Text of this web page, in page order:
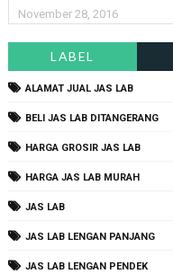
November 28, 2016
LABEL
ALAMAT JUAL JAS LAB
BELI JAS LAB DITANGERANG
HARGA GROSIR JAS LAB
HARGA JAS LAB MURAH
JAS LAB
JAS LAB LENGAN PANJANG
JAS LAB LENGAN PENDEK